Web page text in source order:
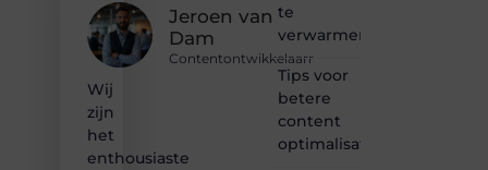
Jeroen van
Dam
Contentontwikkelaarr
Wij
zijn
het
enthousiaste
te
verwarmen?
Tips voor
betere
content
optimalisatie